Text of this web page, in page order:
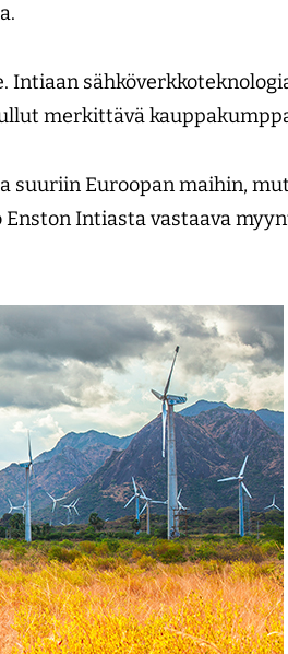
Intiaan
merkittävä
suuriin Euroopan maihin,
Intiasta vastaava